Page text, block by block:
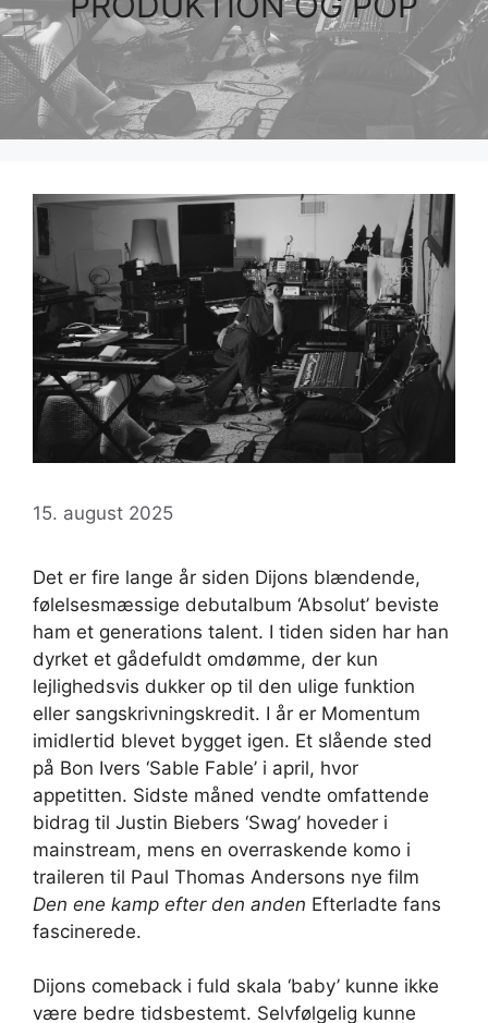
15. august 2025
Det er fire lange år siden Dijons blændende,
følelsesmæssige debutalbum ‘Absolut’ beviste
ham et generations talent. I tiden siden har han
dyrket et gådefuldt omdømme, der kun
lejlighedsvis dukker op til den ulige funktion
eller sangskrivningskredit. I år er Momentum
imidlertid blevet bygget igen. Et slående sted
på Bon Ivers ‘Sable Fable’ i april, hvor
appetitten. Sidste måned vendte omfattende
bidrag til Justin Biebers ‘Swag’ hoveder i
mainstream, mens en overraskende komo i
traileren til Paul Thomas Andersons nye film
Den ene kamp efter den anden Efterladte fans
fascinerede.
Dijons comeback i fuld skala ‘baby’ kunne ikke
være bedre tidsbestemt. Selvfølgelig kunne